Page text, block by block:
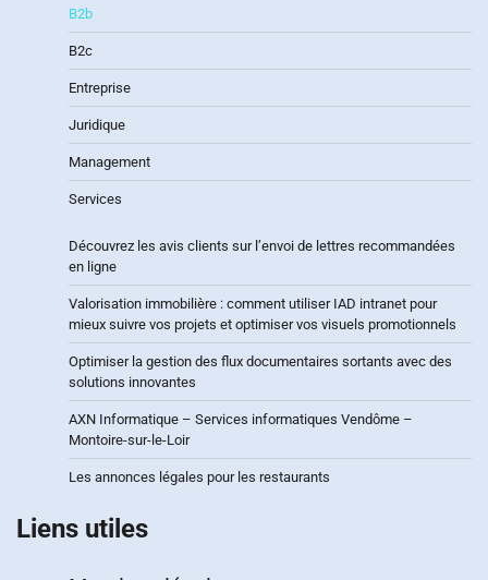
B2b
B2c
Entreprise
Juridique
Management
Services
Découvrez les avis clients sur l’envoi de lettres recommandées
en ligne
Valorisation immobilière : comment utiliser IAD intranet pour
mieux suivre vos projets et optimiser vos visuels promotionnels
Optimiser la gestion des flux documentaires sortants avec des
solutions innovantes
AXN Informatique – Services informatiques Vendôme –
Montoire-sur-le-Loir
Les annonces légales pour les restaurants
Liens utiles